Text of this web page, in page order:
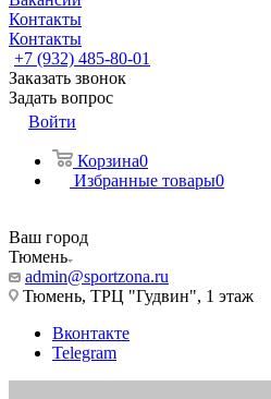
Контакты
Контакты
+7 (932) 485-80-01
Заказать звонок
Задать вопрос
Войти
Корзина0
Избранные товары0
Ваш город
Тюмень
admin@sportzona.ru
Тюмень, ТРЦ "Гудвин", 1 этаж
Вконтакте
Telegram